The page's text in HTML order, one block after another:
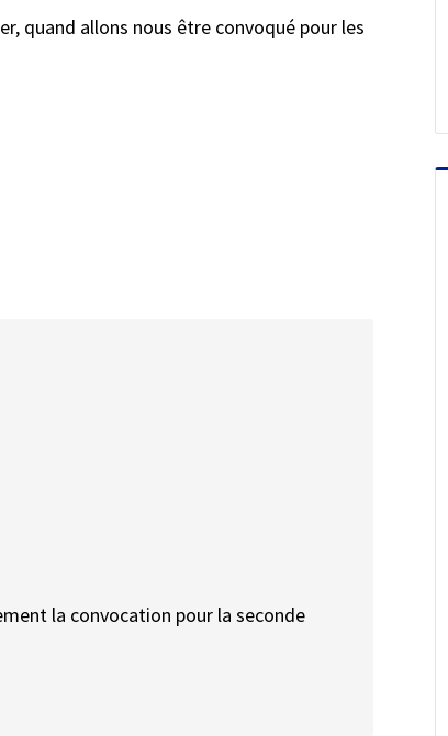
quand allons nous être convoqué pour les
la convocation pour la seconde